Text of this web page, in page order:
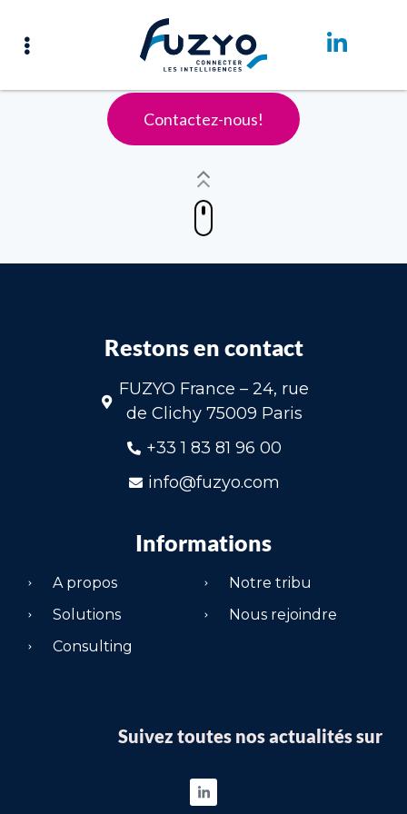
Accueil – English
Contactez-nous!
Restons en contact
FUZYO France – 24, rue
de Clichy 75009 Paris
+33 1 83 81 96 00
info@fuzyo.com
Informations
A propos
Solutions
Consulting
Notre tribu
Nous rejoindre
Suivez toutes nos actualités sur